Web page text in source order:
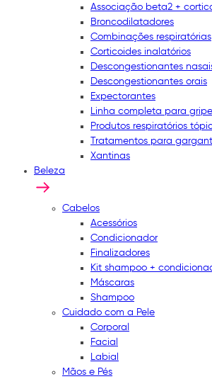
Associação beta2 +
Broncodilatadores
Combinações respiratórias
Corticoides inalatórios
Descongestionantes
Descongestionantes orais
Expectorantes
Linha completa para
Produtos respiratórios
Tratamentos para
Xantinas
Beleza
Cabelos
Acessórios
Condicionador
Finalizadores
Kit shampoo +
Máscaras
Shampoo
Cuidado com a Pele
Corporal
Facial
Labial
Mãos e Pés